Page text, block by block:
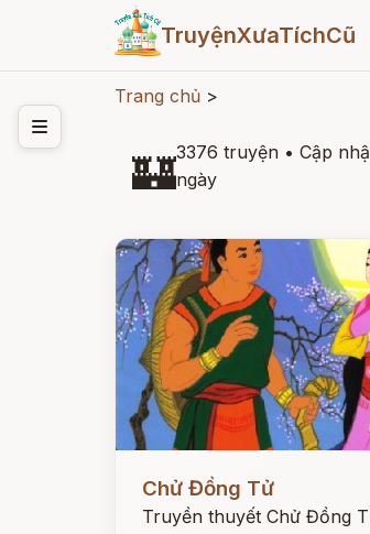
TruyệnXưaTíchCũ
Trang chủ >
🏰3376 truyện • Cập
ngày
Chử Đồng Tử
Truyền thuyết Chử Đồng